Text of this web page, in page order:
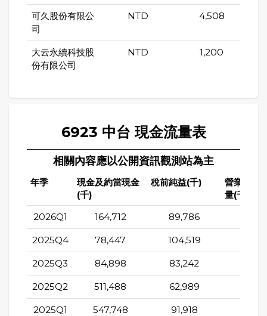
可久股份有限公
司
NTD 4,508
大云永續科技股
份有限公司
NTD 1,200
6923 中台 現金流量表
相關內容應以公開資訊觀測站為主
年季
現金及約當現金
(千)
稅前純益(千)
營業活動
量(千)
2026Q1 164,712 89,786
2025Q4 78,447 104,519
2025Q3 84,898 83,242
2025Q2 511,488 62,989
2025Q1 547,748 91,918